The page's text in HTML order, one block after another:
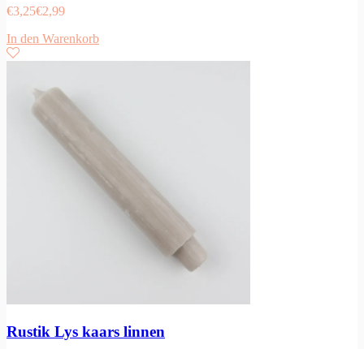
€3,25€2,99
In den Warenkorb
Rustik Lys kaars linnen